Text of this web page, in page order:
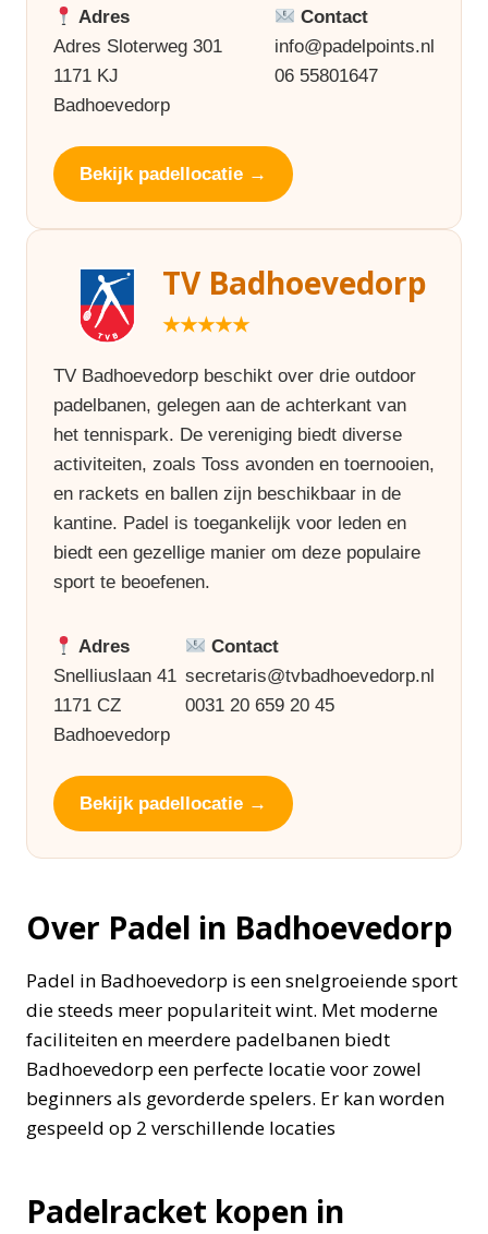
Adres
Adres Sloterweg 301
1171 KJ
Badhoevedorp
Contact
info@padelpoints.nl
06 55801647
Bekijk padellocatie →
TV Badhoevedorp
★★★★★
TV Badhoevedorp beschikt over drie outdoor
padelbanen, gelegen aan de achterkant van
het tennispark. De vereniging biedt diverse
activiteiten, zoals Toss avonden en toernooien,
en rackets en ballen zijn beschikbaar in de
kantine. Padel is toegankelijk voor leden en
biedt een gezellige manier om deze populaire
sport te beoefenen.
Adres
Snelliuslaan 41
1171 CZ
Badhoevedorp
Contact
secretaris@tvbadhoevedorp.nl
0031 20 659 20 45
Bekijk padellocatie →
Over Padel in Badhoevedorp
Padel in Badhoevedorp is een snelgroeiende sport
die steeds meer populariteit wint. Met moderne
faciliteiten en meerdere padelbanen biedt
Badhoevedorp een perfecte locatie voor zowel
beginners als gevorderde spelers. Er kan worden
gespeeld op 2 verschillende locaties
Padelracket kopen in